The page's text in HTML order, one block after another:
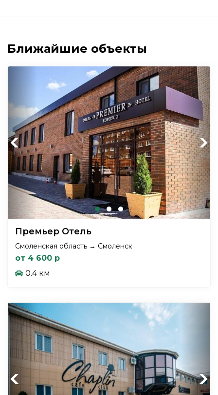
Ближайшие объекты
Previous Next
Премьер Отель
Смоленская область → Смоленск
от 4 600 р
0.4 км
Previous Next